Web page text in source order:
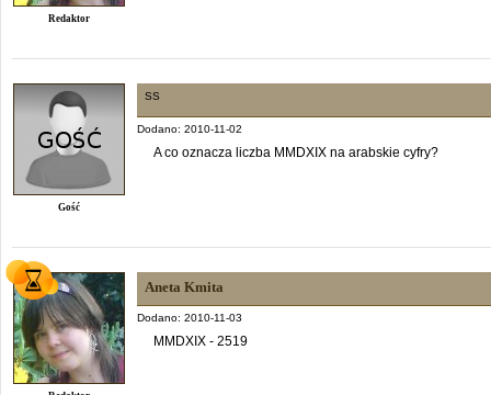
Redaktor
Gość
SS
Dodano: 2010-11-02
A co oznacza liczba MMDXIX na arabskie cyfry?
Aneta Kmita
Dodano: 2010-11-03
MMDXIX - 2519